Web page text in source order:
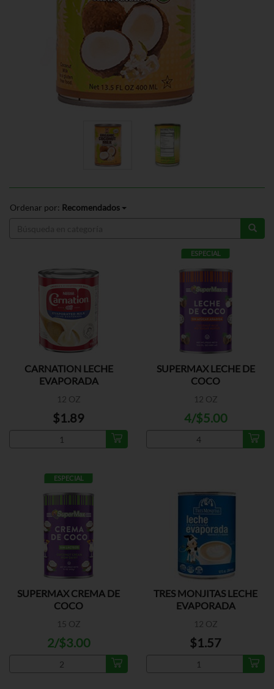
Ordenar por: Recomendados
CARNATION LECHE
EVAPORADA
12 OZ
$1.89
ESPECIAL
SUPERMAX LECHE DE
COCO
12 OZ
4/$5.00
ESPECIAL
SUPERMAX CREMA DE
COCO
15 OZ
2/$3.00
TRES MONJITAS LECHE
EVAPORADA
12 OZ
$1.57